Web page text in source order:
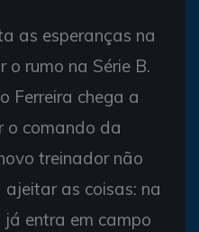
as esperanças na
rumo na Série B.
Ferreira chega a
o comando da
treinador não
as coisas: na
entra em campo